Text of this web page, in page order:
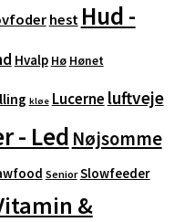
hest Hud -
Hvalp Hø Hønet
kløe Lucerne luftveje
- Led Nøjsomme
Senior Slowfeeder
&